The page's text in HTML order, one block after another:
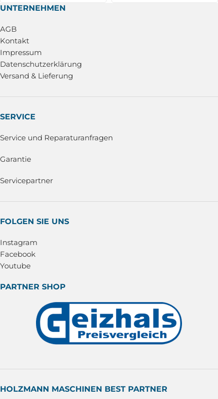
UNTERNEHMEN
AGB
Kontakt
Impressum
Datenschutzerklärung
Versand & Lieferung
SERVICE
Service und Reparaturanfragen
Garantie
Servicepartner
FOLGEN SIE UNS
Instagram
Facebook
Youtube
PARTNER SHOP
HOLZMANN MASCHINEN BEST PARTNER